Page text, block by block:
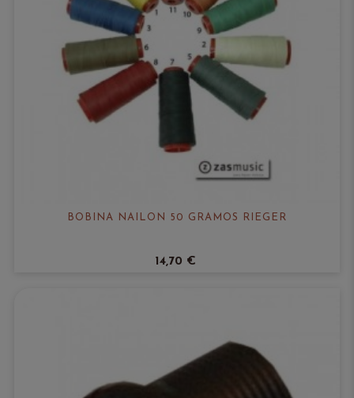
BOBINA NAILON 50 GRAMOS RIEGER
14,70 €